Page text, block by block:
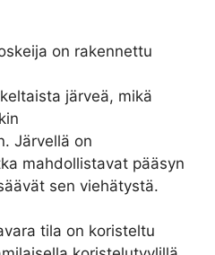
on rakennettu
järveä, mikä
Järvellä on
mahdollistavat pääsyn
sen viehätystä.
tila on koristeltu